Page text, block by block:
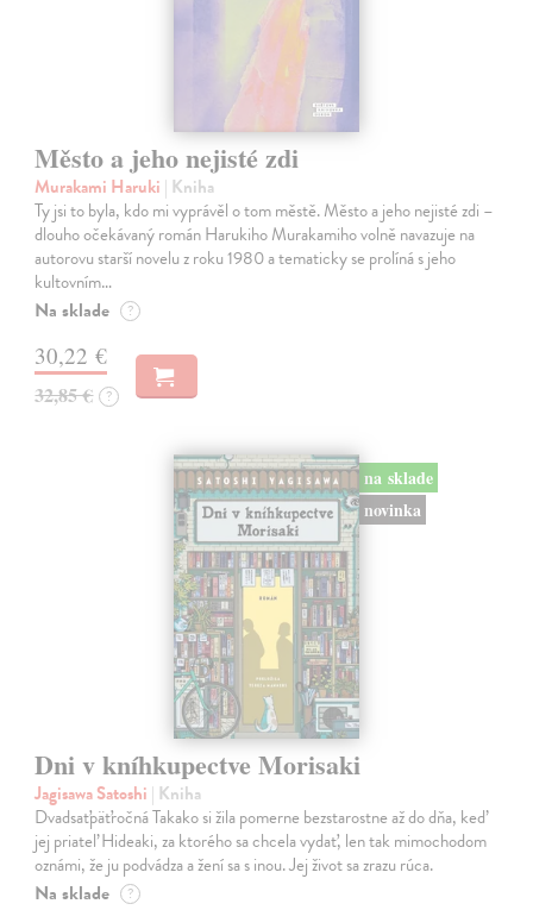
Město a jeho nejisté zdi
Murakami Haruki | Kniha
Ty jsi to byla, kdo mi vyprávěl o tom městě. Město a jeho nejisté zdi –
dlouho očekávaný román Harukiho Murakamiho volně navazuje na
autorovu starší novelu z roku 1980 a tematicky se prolíná s jeho
kultovním…
Na sklade ?
30,22 €
32,85 € ?
na sklade
novinka
Dni v kníhkupectve Morisaki
Jagisawa Satoshi | Kniha
Dvadsaťpäťročná Takako si žila pomerne bezstarostne až do dňa, keď
jej priateľ Hideaki, za ktorého sa chcela vydať, len tak mimochodom
oznámi, že ju podvádza a žení sa s inou. Jej život sa zrazu rúca.
Na sklade ?